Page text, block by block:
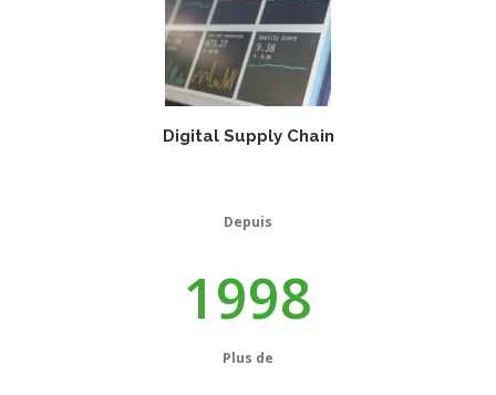
Digital Supply Chain
Depuis
1998
Plus de